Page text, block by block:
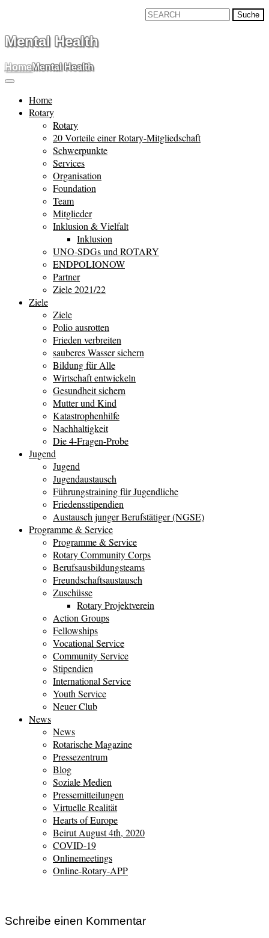
Suche
nach:
Mental Health
HomeMental Health
Home
Rotary
Rotary
20 Vorteile einer Rotary-Mitgliedschaft
Schwerpunkte
Services
Organisation
Foundation
Team
Mitglieder
Inklusion & Vielfalt
Inklusion
UNO-SDGs und ROTARY
ENDPOLIONOW
Partner
Ziele 2021/22
Ziele
Ziele
Polio ausrotten
Frieden verbreiten
sauberes Wasser sichern
Bildung für Alle
Wirtschaft entwickeln
Gesundheit sichern
Mutter und Kind
Katastrophenhilfe
Nachhaltigkeit
Die 4-Fragen-Probe
Jugend
Jugend
Jugendaustausch
Führungstraining für Jugendliche
Friedensstipendien
Austausch junger Berufstätiger (NGSE)
Programme & Service
Programme & Service
Rotary Community Corps
Berufsausbildungsteams
Freundschaftsaustausch
Zuschüsse
Rotary Projektverein
Action Groups
Fellowships
Vocational Service
Community Service
Stipendien
International Service
Youth Service
Neuer Club
News
News
Rotarische Magazine
Pressezentrum
Blog
Soziale Medien
Pressemitteilungen
Virtuelle Realität
Hearts of Europe
Beirut August 4th, 2020
COVID-19
Onlinemeetings
Online-Rotary-APP
Schreibe einen Kommentar